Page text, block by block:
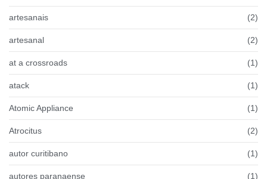
artesanais (2)
artesanal (2)
at a crossroads (1)
atack (1)
Atomic Appliance (1)
Atrocitus (2)
autor curitibano (1)
autores paranaense (1)